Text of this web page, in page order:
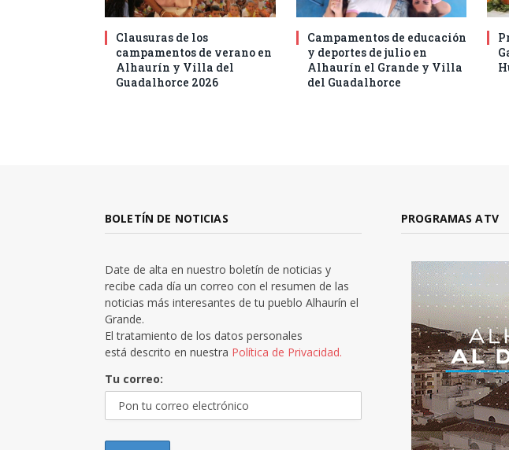
Clausuras de los
campamentos de verano en
Alhaurín y Villa del
Guadalhorce 2026
Campamentos de educación
y deportes de julio en
Alhaurín el Grande y Villa
del Guadalhorce
BOLETÍN DE NOTICIAS
Date de alta en nuestro boletín de noticias y
recibe cada día un correo con el resumen de las
noticias más interesantes de tu pueblo Alhaurín el
Grande.
El tratamiento de los datos personales
está descrito en nuestra Política de Privacidad.
Tu correo:
PROGRAMAS ATV